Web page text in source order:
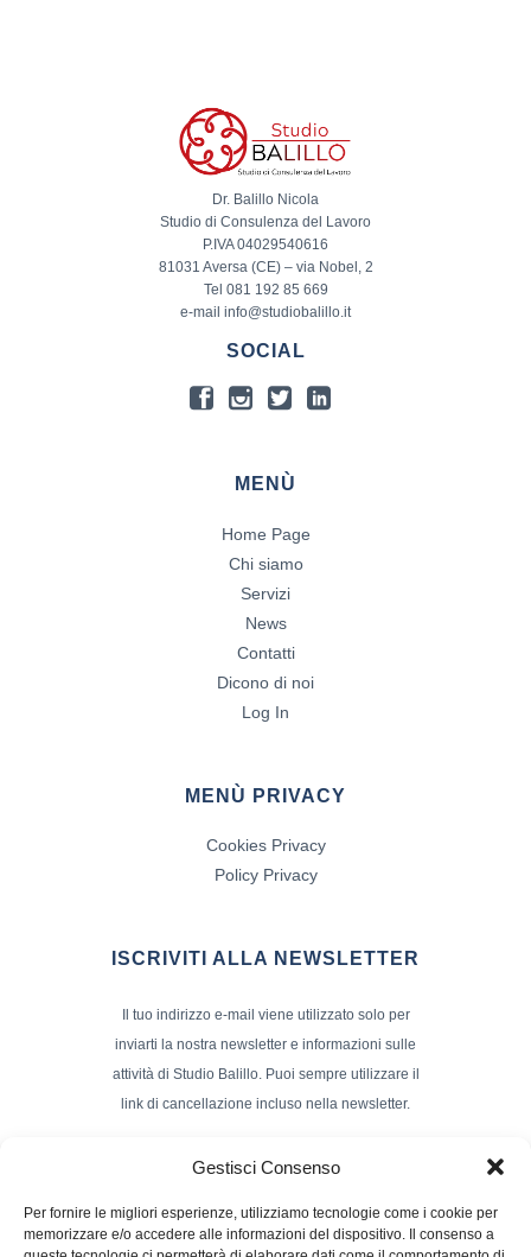
Gestisci Consenso
Per fornire le migliori esperienze, utilizziamo tecnologie come i cookie per
memorizzare e/o accedere alle informazioni del dispositivo. Il consenso a
Dr. Balillo Nicola
Studio di Consulenza del Lavoro
P.IVA 04029540616
81031 Aversa (CE) – via Nobel, 2
Tel 081 192 85 669
e-mail info@studiobalillo.it
SOCIAL
MENÙ
Home Page
Chi siamo
Servizi
News
Contatti
Dicono di noi
Log In
MENÙ PRIVACY
Cookies Privacy
Policy Privacy
ISCRIVITI ALLA NEWSLETTER
Il tuo indirizzo e-mail viene utilizzato solo per
inviarti la nostra newsletter e informazioni sulle
attività di Studio Balillo. Puoi sempre utilizzare il
link di cancellazione incluso nella newsletter.
Nome e Cognome